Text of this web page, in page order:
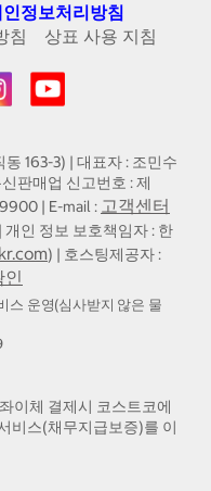
정보처리방침
침
상표 사용 지침
163-3) | 대표자 : 조민수
판매업 신고번호 : 제
| E-mail : 고객센터
| 개인 정보 보호책임자 : 한
) | 호스팅제공자 :
인
스 운영(심사받지 않은 물
이체 결제시 코스트코에
비스(채무지급보증)를 이